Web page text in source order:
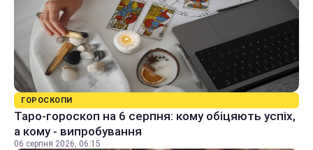
ГОРОСКОПИ
Таро-гороскоп на 6 серпня: кому обіцяють успіх,
а кому - випробування
06 серпня 2026, 06:15